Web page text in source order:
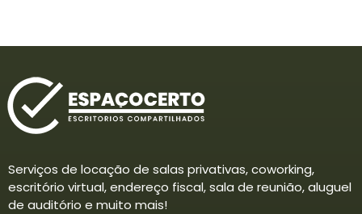
Serviços de locação de salas privativas, coworking,
escritório virtual, endereço fiscal, sala de reunião, aluguel
de auditório e muito mais!